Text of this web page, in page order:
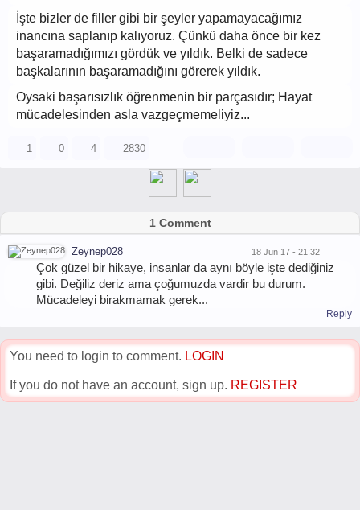
İşte bizler de filler gibi bir şeyler yapamayacağımız
inancına saplanıp kalıyoruz. Çünkü daha önce bir kez
başaramadığımızı gördük ve yıldık. Belki de sadece
başkalarının başaramadığını görerek yıldık.
Oysaki başarısızlık öğrenmenin bir parçasıdır; Hayat
mücadelesinden asla vazgeçmemeliyiz...
1 0 4 2830
1 Comment
Zeynep028 18 Jun 17 - 21:32
Çok güzel bir hikaye, insanlar da aynı böyle işte dediğiniz
gibi. Değiliz deriz ama çoğumuzda vardir bu durum.
Mücadeleyi birakmamak gerek...
Reply
You need to login to comment. LOGIN
If you do not have an account, sign up. REGISTER